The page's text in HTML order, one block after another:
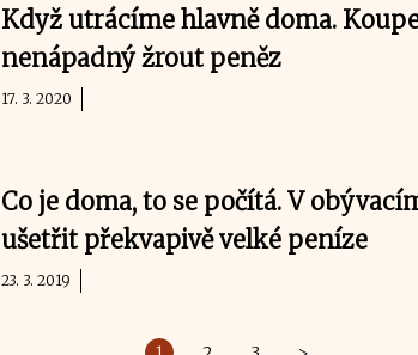
Když utrácíme hlavně doma.
nenápadný žrout peněz
17. 3. 2020
Co je doma, to se počítá. V
ušetřit překvapivě velké peníze
23. 3. 2019